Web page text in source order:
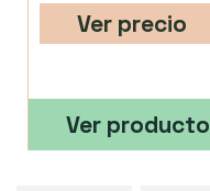
Ver precio
Ver producto